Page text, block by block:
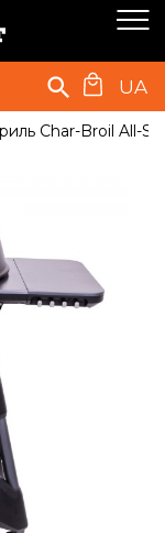
UA
Char-Broil All-